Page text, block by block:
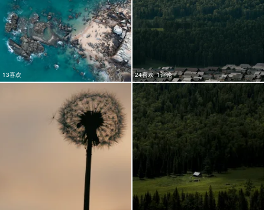
13喜欢 24喜欢 1评论